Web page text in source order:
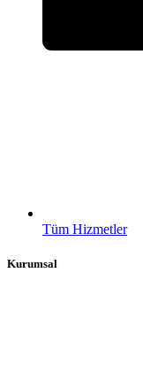
Tüm Hizmetler
Kurumsal